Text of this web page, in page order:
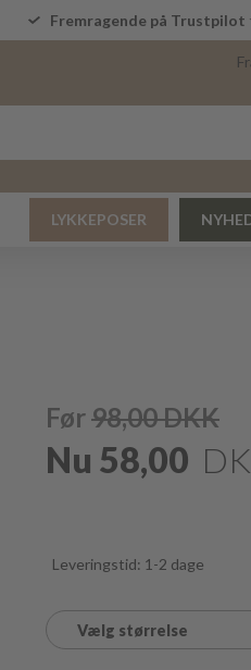
Fremragende på
LYKKEPOSER
Før98,00DKK
Nu 58,00
Leveringstid: 1-2 dage
Vælg størrelse